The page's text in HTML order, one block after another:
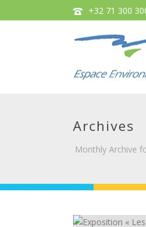
+32 71 300
Archives
Monthly Archive